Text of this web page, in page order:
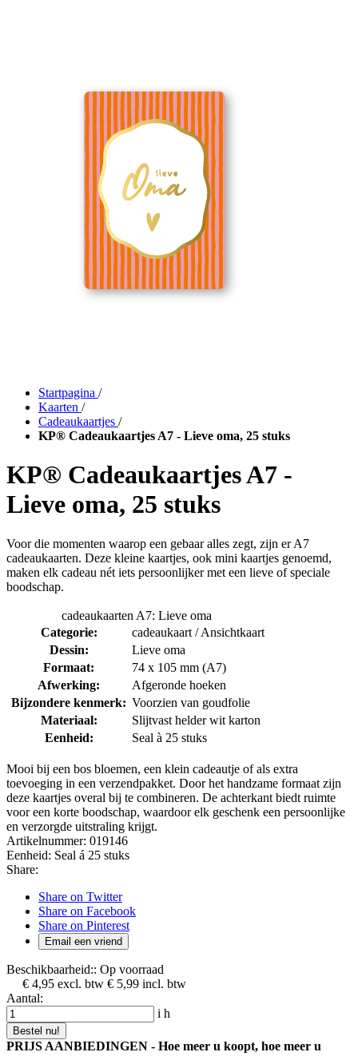
Startpagina /
Kaarten /
Cadeaukaartjes /
KP® Cadeaukaartjes A7 - Lieve oma, 25 stuks
KP® Cadeaukaartjes A7 -
Lieve oma, 25 stuks
Voor die momenten waarop een gebaar alles zegt, zijn er A7
cadeaukaarten. Deze kleine kaartjes, ook mini kaartjes genoemd,
maken elk cadeau nét iets persoonlijker met een lieve of speciale
boodschap.
cadeaukaarten A7: Lieve oma
Categorie:
cadeaukaart / Ansichtkaart
Dessin:
Lieve oma
Formaat:
74 x 105 mm (A7)
Afwerking:
Afgeronde hoeken
Bijzondere kenmerk: Voorzien van goudfolie
Materiaal:
Slijtvast helder wit karton
Eenheid:
Seal à 25 stuks
Mooi bij een bos bloemen, een klein cadeautje of als extra
toevoeging in een verzendpakket. Door het handzame formaat zijn
deze kaartjes overal bij te combineren. De achterkant biedt ruimte
voor een korte boodschap, waardoor elk geschenk een persoonlijke
en verzorgde uitstraling krijgt.
Artikelnummer: 019146
Eenheid: Seal á 25 stuks
Share:
Share on Twitter
Share on Facebook
Share on Pinterest
Email een vriend
Beschikbaarheid:: Op voorraad
€ 4,95 excl. btw € 5,99 incl. btw
Aantal:
i h
Bestel nu!
PRIJS AANBIEDINGEN - Hoe meer u koopt, hoe meer u